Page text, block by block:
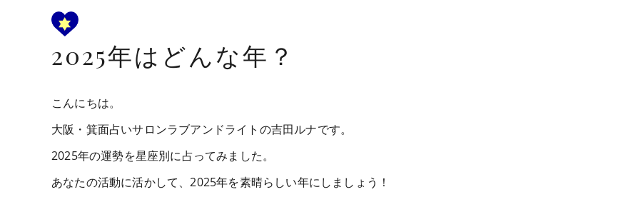
2025年はどんな年？
こんにちは。
大阪・箕面占いサロンラブアンドライトの吉田ルナです。
2025年の運勢を星座別に占ってみました。
あなたの活動に活かして、2025年を素晴らしい年にしましょう！